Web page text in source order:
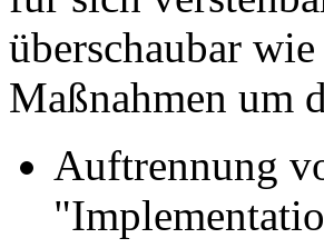
überschaubar
Maßnahmen um
Auftrennung